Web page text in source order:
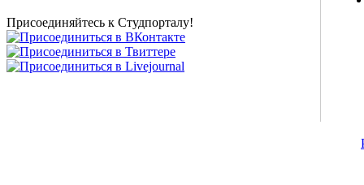
Присоединяйтесь к Студпорталу!